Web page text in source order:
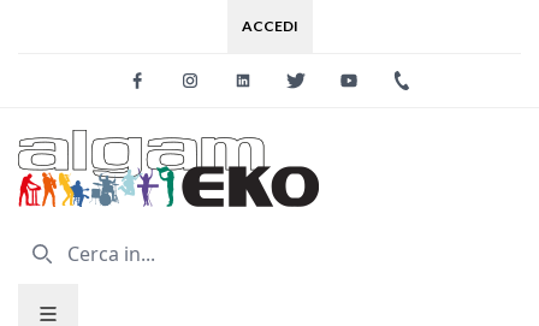
ACCEDI
FacebookInstagramLinkedinTwitter Youtube